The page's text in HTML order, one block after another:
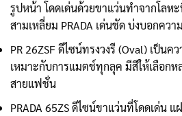
รูปหน้า โดดเด่นด้วยขาแว่นทำจากโลห
สามเหลี่ยม PRADA เด่นชัด บ่งบอกคว
PR 26ZSF ดีไซน์ทรงวงรี (Oval) เป็น
เหมาะกับการแมตช์ทุกลุค มีสีให้เลือก
สายแฟชั่น
PRADA 65ZS ดีไซน์ขาแว่นที่โดดเด่น แ